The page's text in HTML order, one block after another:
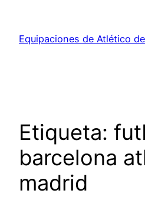
contenido
Equipaciones de Atlético
Etiqueta:
barcelona
madrid